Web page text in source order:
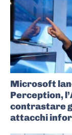
Microsoft
Perception,
contrastare
attacchi